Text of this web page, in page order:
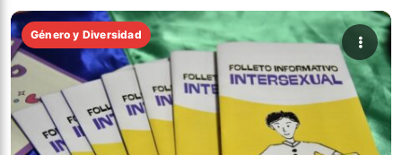
Género y Diversidad